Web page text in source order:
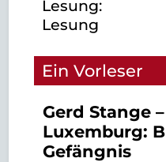
Lesung:
Lesung
Ein Vorleser
Gerd Stange
Luxemburg:
Gefängnis